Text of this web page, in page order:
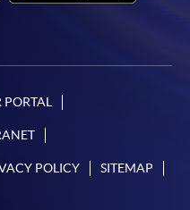
PORTAL
POLICY SITEMAP